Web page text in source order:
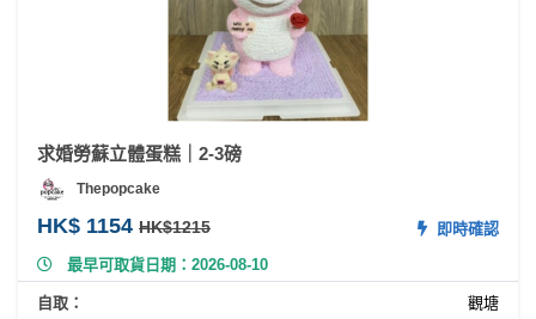
求婚勞蘇立體蛋糕｜2-3磅
Thepopcake
HK$ 1154 HK$1215
即時確認
最早可取貨日期：2026-08-10
自取：
觀塘